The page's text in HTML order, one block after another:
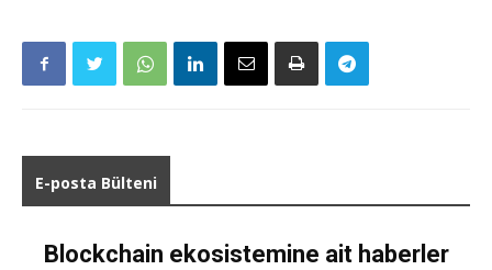
E-posta Bülteni
Blockchain ekosistemine ait haberler